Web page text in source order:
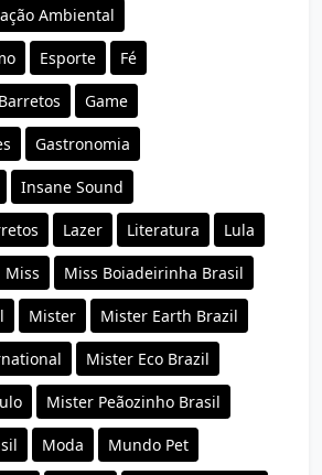
Ambiental
Esporte Fé
Game
Gastronomia
Insane Sound
Lazer Literatura Lula
Miss Miss Boiadeirinha Brasil
Mister Mister Earth Brazil
Mister Eco Brazil
Mister Peãozinho Brasil
Moda Mundo Pet